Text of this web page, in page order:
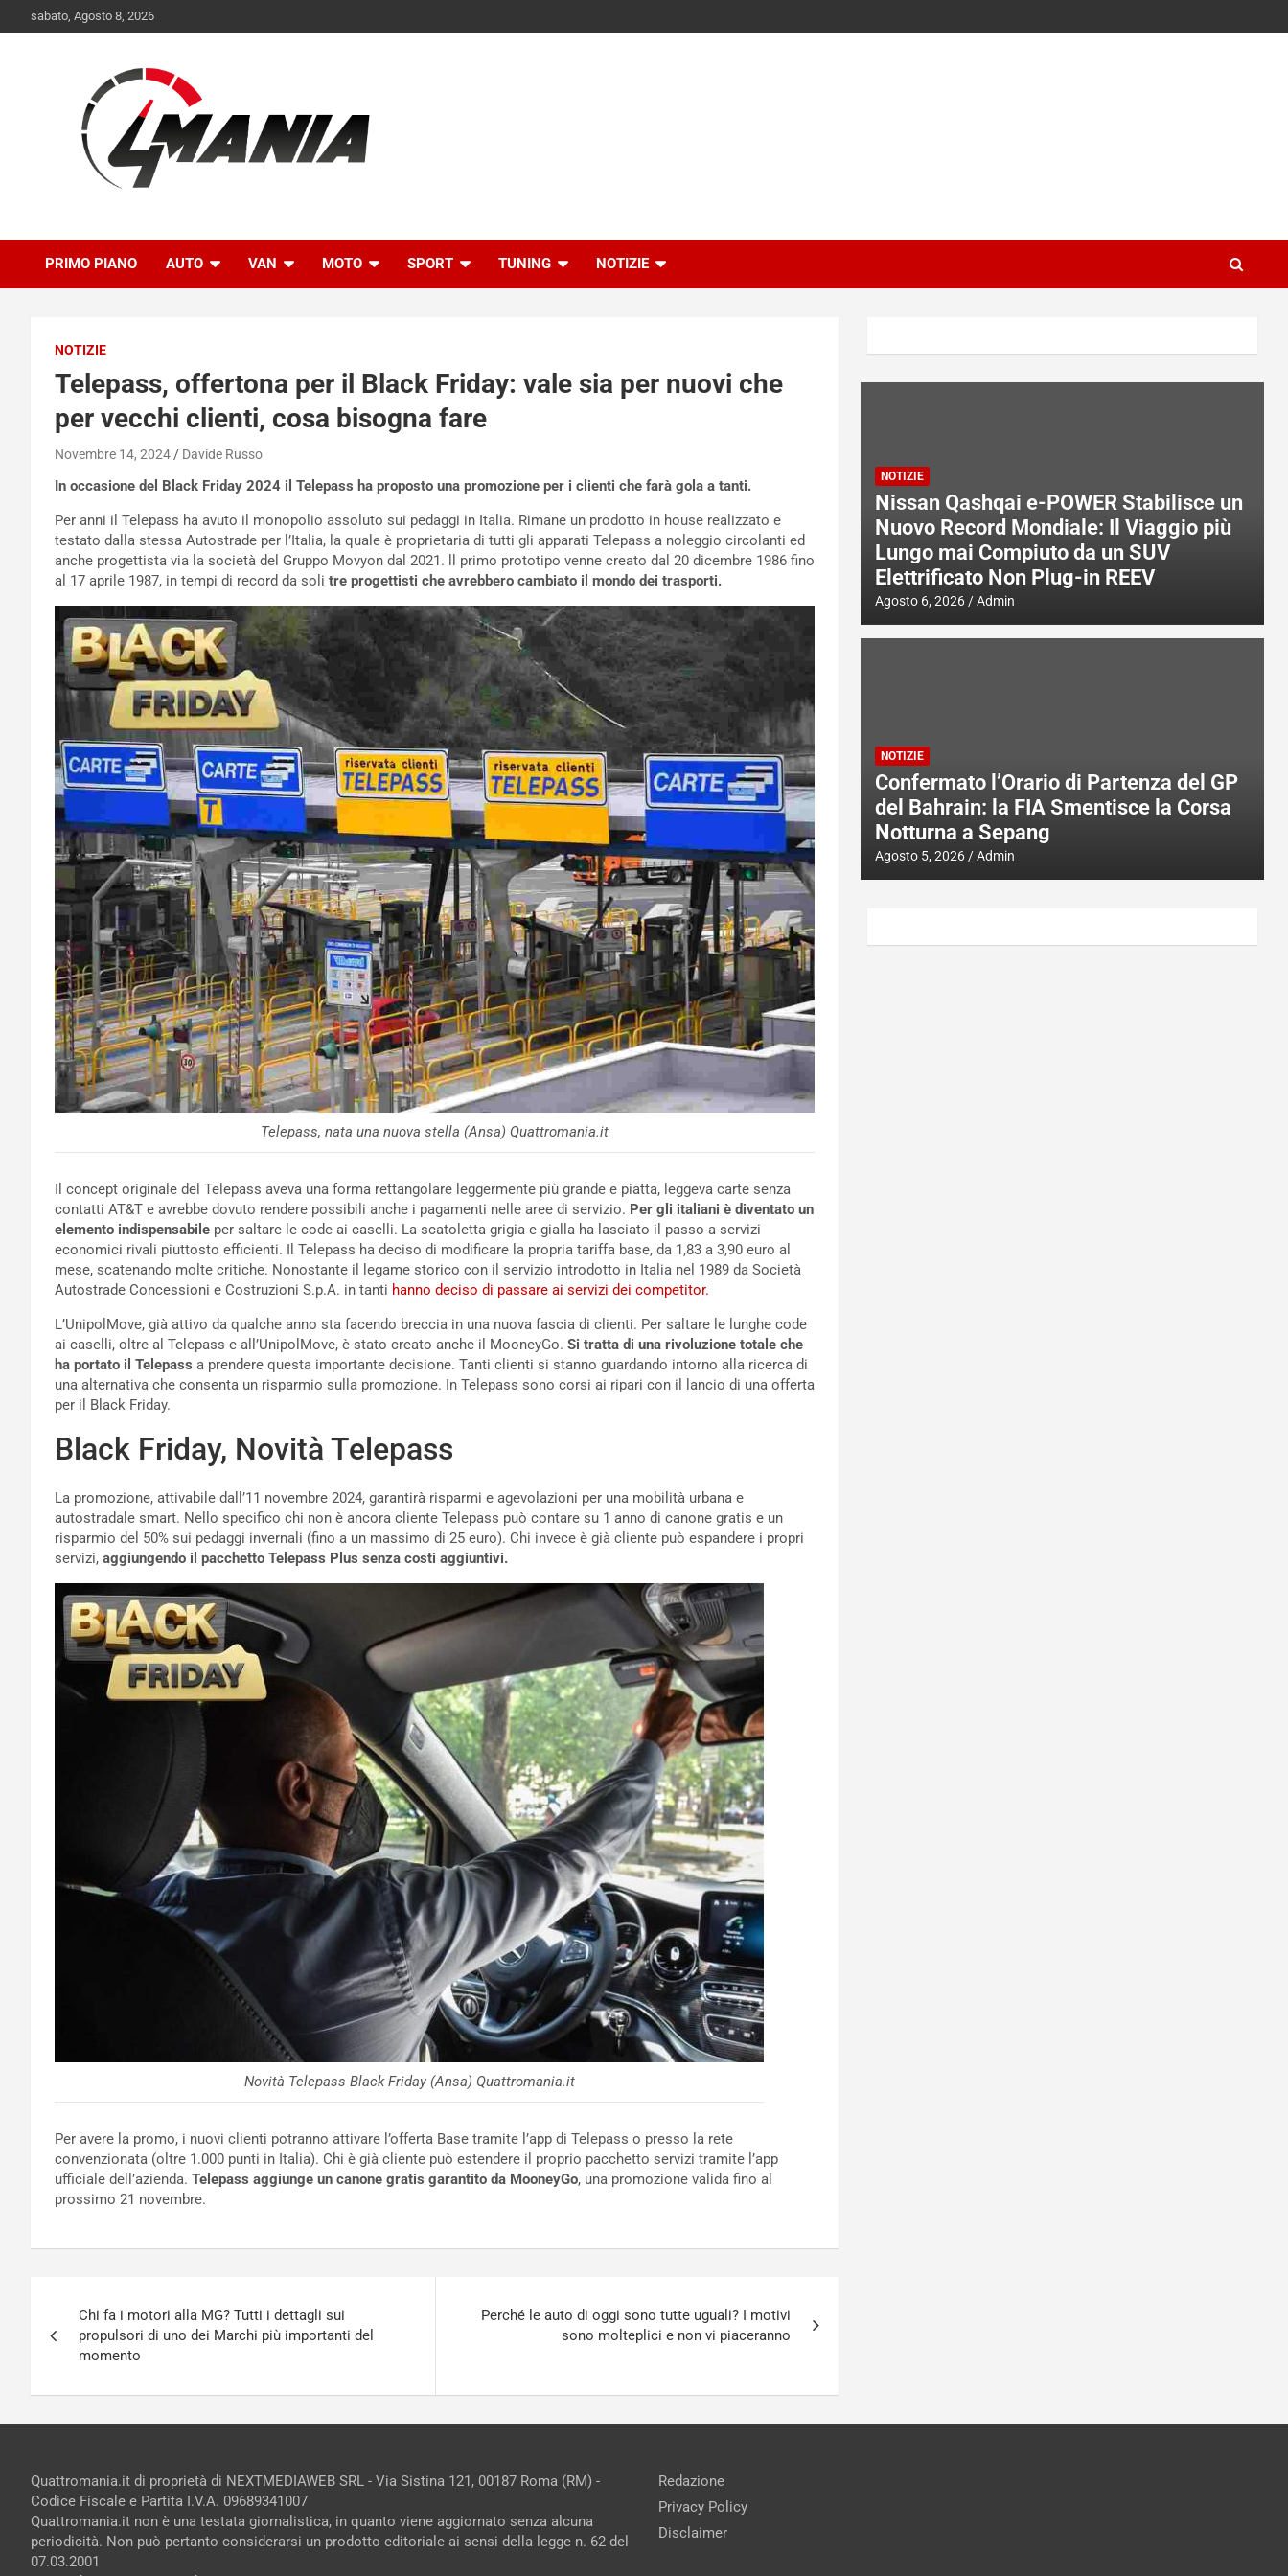
to
sabato, Agosto 8, 2026
QuattroMania
PRIMO PIANO AUTO VAN MOTO SPORT TUNING NOTIZIE
NOTIZIE
Telepass, offertona per il Black Friday: vale sia per nuovi che
per vecchi clienti, cosa bisogna fare
Novembre 14, 2024 Davide Russo
In occasione del Black Friday 2024 il Telepass ha proposto una promozione per i clienti che farà gola a tanti.
Per anni il Telepass ha avuto il monopolio assoluto sui pedaggi in Italia. Rimane un prodotto in house realizzato e
testato dalla stessa Autostrade per l’Italia, la quale è proprietaria di tutti gli apparati Telepass a noleggio circolanti ed
anche progettista via la società del Gruppo Movyon dal 2021. ll primo prototipo venne creato dal 20 dicembre 1986 fino
al 17 aprile 1987, in tempi di record da soli tre progettisti che avrebbero cambiato il mondo dei trasporti.
Telepass, nata una nuova stella (Ansa) Quattromania.it
Il concept originale del Telepass aveva una forma rettangolare leggermente più grande e piatta, leggeva carte senza
contatti AT&T e avrebbe dovuto rendere possibili anche i pagamenti nelle aree di servizio. Per gli italiani è diventato un
elemento indispensabile per saltare le code ai caselli. La scatoletta grigia e gialla ha lasciato il passo a servizi
economici rivali piuttosto efficienti. Il Telepass ha deciso di modificare la propria tariffa base, da 1,83 a 3,90 euro al
mese, scatenando molte critiche. Nonostante il legame storico con il servizio introdotto in Italia nel 1989 da Società
Autostrade Concessioni e Costruzioni S.p.A. in tanti hanno deciso di passare ai servizi dei competitor.
L’UnipolMove, già attivo da qualche anno sta facendo breccia in una nuova fascia di clienti. Per saltare le lunghe code
ai caselli, oltre al Telepass e all’UnipolMove, è stato creato anche il MooneyGo. Si tratta di una rivoluzione totale che
ha portato il Telepass a prendere questa importante decisione. Tanti clienti si stanno guardando intorno alla ricerca di
una alternativa che consenta un risparmio sulla promozione. In Telepass sono corsi ai ripari con il lancio di una offerta
per il Black Friday.
Black Friday, Novità Telepass
La promozione, attivabile dall’11 novembre 2024, garantirà risparmi e agevolazioni per una mobilità urbana e
autostradale smart. Nello specifico chi non è ancora cliente Telepass può contare su 1 anno di canone gratis e un
risparmio del 50% sui pedaggi invernali (fino a un massimo di 25 euro). Chi invece è già cliente può espandere i propri
servizi, aggiungendo il pacchetto Telepass Plus senza costi aggiuntivi.
Novità Telepass Black Friday (Ansa) Quattromania.it
Per avere la promo, i nuovi clienti potranno attivare l’offerta Base tramite l’app di Telepass o presso la rete
convenzionata (oltre 1.000 punti in Italia). Chi è già cliente può estendere il proprio pacchetto servizi tramite l’app
ufficiale dell’azienda. Telepass aggiunge un canone gratis garantito da MooneyGo, una promozione valida fino al
prossimo 21 novembre.
articoli
Chi fa i motori alla MG? Tutti i dettagli sui
propulsori di uno dei Marchi più importanti del
momento
Perché le auto di oggi sono tutte uguali? I motivi
sono molteplici e non vi piaceranno
NOTIZIE
Nissan Qashqai e-POWER Stabilisce un
Nuovo Record Mondiale: Il Viaggio più
Lungo mai Compiuto da un SUV
Elettrificato Non Plug-in REEV
Agosto 6, 2026 Admin
NOTIZIE
Confermato l’Orario di Partenza del GP
del Bahrain: la FIA Smentisce la Corsa
Notturna a Sepang
Agosto 5, 2026 Admin
Quattromania.it di proprietà di NEXTMEDIAWEB SRL - Via Sistina 121, 00187 Roma (RM) -
Codice Fiscale e Partita I.V.A. 09689341007
Quattromania.it non è una testata giornalistica, in quanto viene aggiornato senza alcuna
periodicità. Non può pertanto considerarsi un prodotto editoriale ai sensi della legge n. 62 del
07.03.2001
Redazione
Privacy Policy
Disclaimer